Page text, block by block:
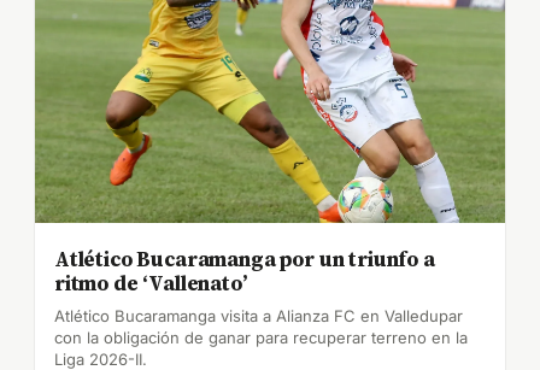
Atlético Bucaramanga por un triunfo a
ritmo de ‘Vallenato’
Atlético Bucaramanga visita a Alianza FC en Valledupar
con la obligación de ganar para recuperar terreno en la
Liga 2026-II.